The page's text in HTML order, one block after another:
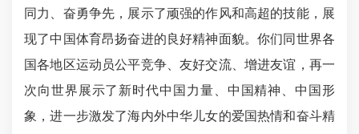
同力、奋勇争先，展示了顽强的作风和高超的技能，展
现了中国体育昂扬奋进的良好精神面貌。你们同世界各
国各地区运动员公平竞争、友好交流、增进友谊，再一
次向世界展示了新时代中国力量、中国精神、中国形
象，进一步激发了海内外中华儿女的爱国热情和奋斗精